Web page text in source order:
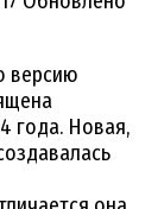
версию
года. Новая,